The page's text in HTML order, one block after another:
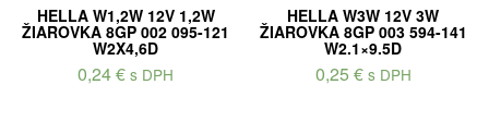
HELLA W1,2W 12V 1,2W
ŽIAROVKA 8GP 002 095-121
W2X4,6D
0,24€ s DPH
HELLA W3W 12V 3W
ŽIAROVKA 8GP 003 594-141
W2.1×9.5D
0,25 € s DPH